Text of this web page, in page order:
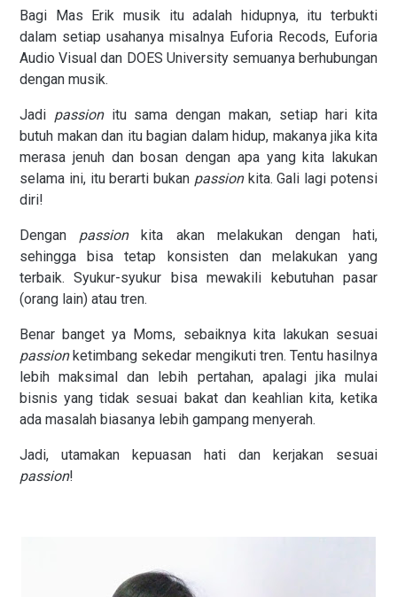
Bagi Mas Erik musik itu adalah hidupnya, itu terbukti
dalam setiap usahanya misalnya Euforia Recods, Euforia
Audio Visual dan DOES University semuanya berhubungan
dengan musik.
Jadi passionitu sama dengan makan, setiap hari kita
butuh makan dan itu bagian dalam hidup, makanya jika kita
merasa jenuh dan bosan dengan apa yang kita lakukan
selama ini, itu berarti bukan passion kita. Gali lagi potensi
diri!
Dengan passionkita akan melakukan dengan hati,
sehingga bisa tetap konsisten dan melakukan yang
terbaik. Syukur-syukur bisa mewakili kebutuhan pasar
(orang lain) atau tren.
Benar banget ya Moms, sebaiknya kita lakukan sesuai
passionketimbang sekedar mengikuti tren. Tentu hasilnya
lebih maksimal dan lebih pertahan, apalagi jika mulai
bisnis yang tidak sesuai bakat dan keahlian kita, ketika
ada masalah biasanya lebih gampang menyerah.
Jadi, utamakan kepuasan hati dan kerjakan sesuai
passion!